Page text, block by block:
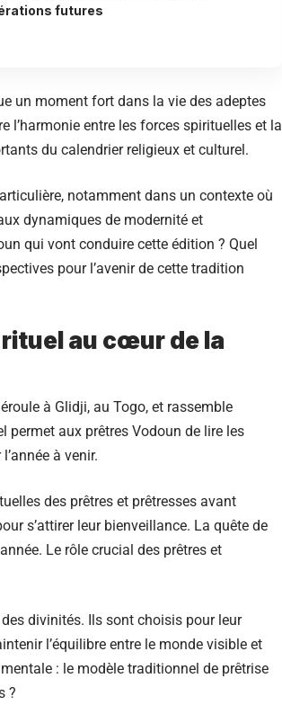
futures
un moment fort dans la vie des adeptes
l’harmonie entre les forces spirituelles et la
du calendrier religieux et culturel.
notamment dans un contexte où
dynamiques de modernité et
qui vont conduire cette édition ? Quel
pour l’avenir de cette tradition
rituel au cœur de la
à Glidji, au Togo, et rassemble
permet aux prêtres Vodoun de lire les
à venir.
des prêtres et prêtresses avant
s’attirer leur bienveillance. La quête de
Le rôle crucial des prêtres et
divinités. Ils sont choisis pour leur
l’équilibre entre le monde visible et
: le modèle traditionnel de prêtrise
?